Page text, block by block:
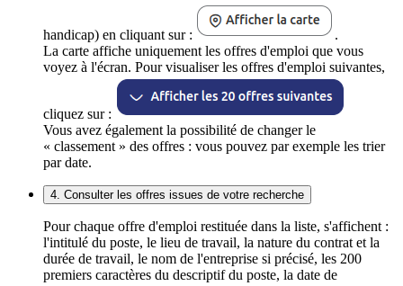
handicap) en cliquant sur :
.
La carte affiche uniquement les offres d'emploi que vous
voyez à l'écran. Pour visualiser les offres d'emploi suivantes,
cliquez sur :
Vous avez également la possibilité de changer le
« classement » des offres : vous pouvez par exemple les trier
par date.
4. Consulter les offres issues de votre recherche
Pour chaque offre d'emploi restituée dans la liste, s'affichent :
l'intitulé du poste, le lieu de travail, la nature du contrat et la
durée de travail, le nom de l'entreprise si précisé, les 200
premiers caractères du descriptif du poste, la date de